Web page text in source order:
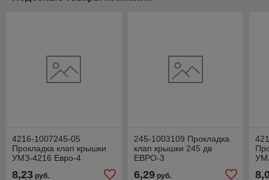
4216-1007245-05
Прокладка клап крышки
УМЗ-4216 Евро-4
8,23 руб.
245-1003109 Прокладка
клап крышки 245 дв
ЕВРО-3
6,29руб.